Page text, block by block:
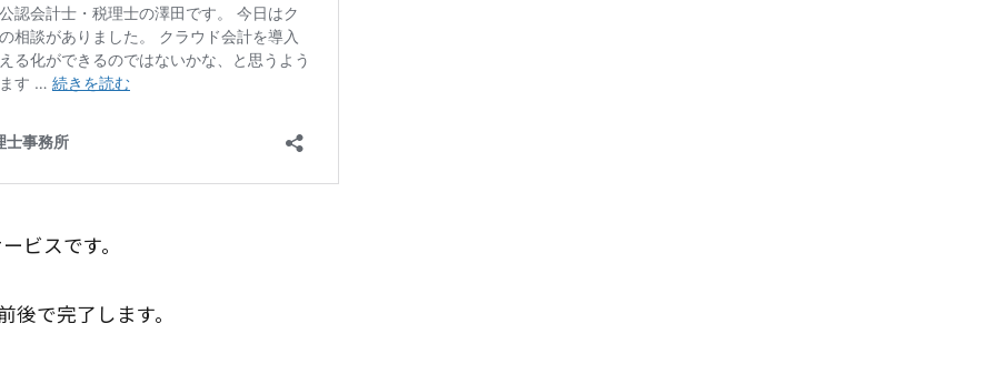
ビスです。
後で完了します。